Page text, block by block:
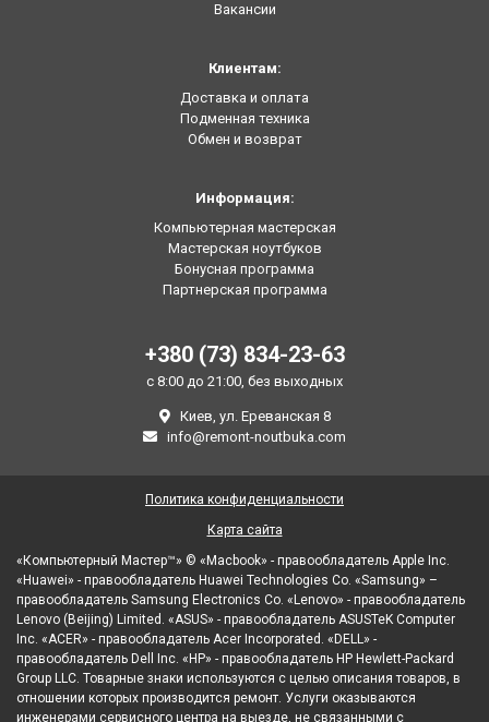
Вакансии
Клиентам:
Доставка и оплата
Подменная техника
Обмен и возврат
Информация:
Компьютерная мастерская
Мастерская ноутбуков
Бонусная программа
Партнерская программа
+380 (73) 834-23-63
с 8:00 до 21:00, без выходных
Киев, ул. Ереванская 8
info@remont-noutbuka.com
«Компьютерный Мастер™» © «Macbook» - правообладатель Apple Inc.
«Huawei» - правообладатель Huawei Technologies Co. «Samsung» –
правообладатель Samsung Electronics Co. «Lenovo» - правообладатель
Lenovo (Beijing) Limited. «ASUS» - правообладатель ASUSTeK Computer
Inc. «ACER» - правообладатель Acer Incorporated. «DELL» -
правообладатель Dell Inc. «HP» - правообладатель HP Hewlett-Packard
Group LLC. Товарные знаки используются с целью описания товаров, в
отношении которых производится ремонт. Услуги оказываются
инженерами сервисного центра на выезде, не связанными с
Политика конфиденциальности
Карта сайта